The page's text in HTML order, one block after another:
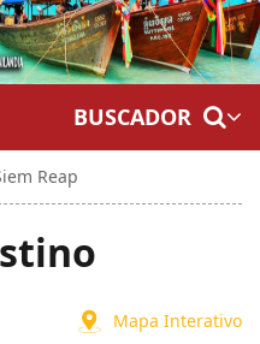
BUSCADOR
Reap
Mapa Interativo